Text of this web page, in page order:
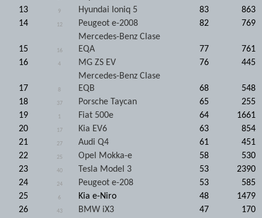
13
9 Hyundai Ioniq 5 83
863
14
12 Peugeot e-2008 82 769
15 16
Mercedes-Benz Clase
EQA
77
761
16
4 MG ZS EV 76 445
17 8
Mercedes-Benz Clase
EQB
68
548
18
37 Porsche Taycan 65
255
19
1 Fiat 500e 64
1661
20
17 Kia EV6 63
854
21
27 Audi Q4 61
451
22
25 Opel Mokka-e 58
530
23
40 Tesla Model 3 53
2390
24
24 Peugeot e-208 53
585
25
6 Kia e-Niro 48
1479
26
43 BMW iX3 47
170